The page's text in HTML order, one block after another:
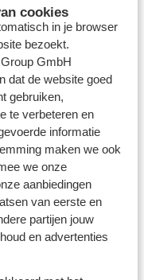
cookies
in je browser
bezoekt.
GmbH
dat de website goed
gebruiken,
te verbeteren en
informatie
maken we ook
we onze
aanbiedingen
van eerste en
partijen jouw
en advertenties
au